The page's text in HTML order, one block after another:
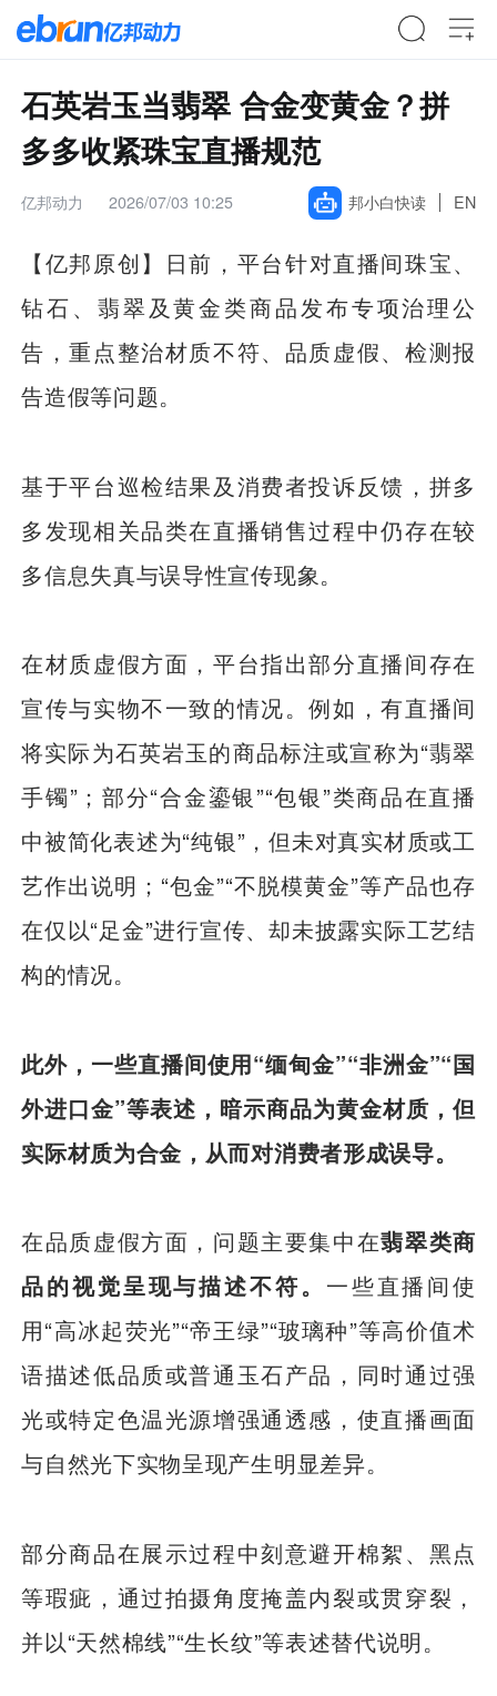
石英岩玉当翡翠 合金变黄金？拼
多多收紧珠宝直播规范
亿邦动力 2026/07/03 10:25 邦小白快读 EN
【亿邦原创】 日前，平台针对直播间珠宝、
钻石、翡翠及黄金类商品发布专项治理公
告，重点整治材质不符、品质虚假、检测报
告造假等问题。
基于平台巡检结果及消费者投诉反馈，拼多
多发现相关品类在直播销售过程中仍存在较
多信息失真与误导性宣传现象。
在材质虚假方面，平台指出部分直播间存在
宣传与实物不一致的情况。例如，有直播间
将实际为石英岩玉的商品标注或宣称为“翡翠
手镯”；部分“合金鎏银”“包银”类商品在直播
中被简化表述为“纯银”，但未对真实材质或工
艺作出说明；“包金”“不脱模黄金”等产品也存
在仅以“足金”进行宣传、却未披露实际工艺结
构的情况。
此外，一些直播间使用“缅甸金”“非洲金”“国
外进口金”等表述，暗示商品为黄金材质，但
实际材质为合金，从而对消费者形成误导。
在品质虚假方面，问题主要集中在翡翠类商
品的视觉呈现与描述不符。 一些直播间使
用“高冰起荧光”“帝王绿”“玻璃种”等高价值术
语描述低品质或普通玉石产品，同时通过强
光或特定色温光源增强通透感，使直播画面
与自然光下实物呈现产生明显差异。
部分商品在展示过程中刻意避开棉絮、黑点
等瑕疵，通过拍摄角度掩盖内裂或贯穿裂，
并以“天然棉线”“生长纹”等表述替代说明。